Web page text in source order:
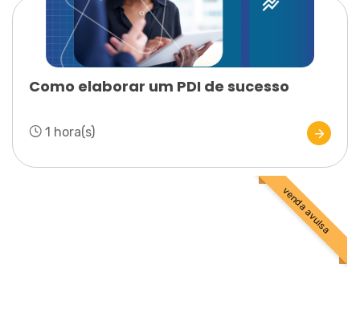
Como elaborar um PDI de sucesso
1 hora(s)
venda avulsa